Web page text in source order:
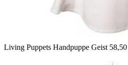
Living Puppets Handpuppe Geist